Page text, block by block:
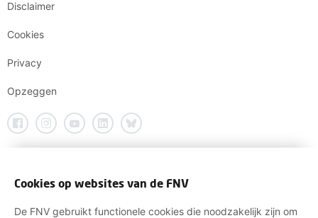
Disclaimer
Cookies
Privacy
Opzeggen
Cookies op websites van de FNV
De FNV gebruikt functionele cookies die noodzakelijk zijn om